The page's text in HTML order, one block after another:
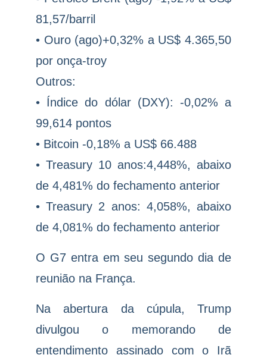
81,57/barril
• Ouro (ago)+0,32% a US$ 4.365,50
por onça-troy
Outros:
• Índice do dólar (DXY): -0,02% a
99,614 pontos
• Bitcoin -0,18% a US$ 66.488
• Treasury 10 anos:4,448%, abaixo
de 4,481% do fechamento anterior
• Treasury 2 anos: 4,058%, abaixo
de 4,081% do fechamento anterior
O G7 entra em seu segundo dia de
reunião na França.
Na abertura da cúpula, Trump
divulgou o memorando de
entendimento assinado com o Irã